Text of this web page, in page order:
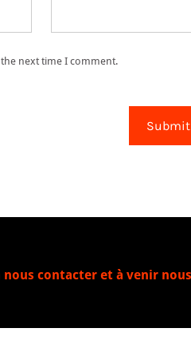
next time I comment.
nous contacter et à venir